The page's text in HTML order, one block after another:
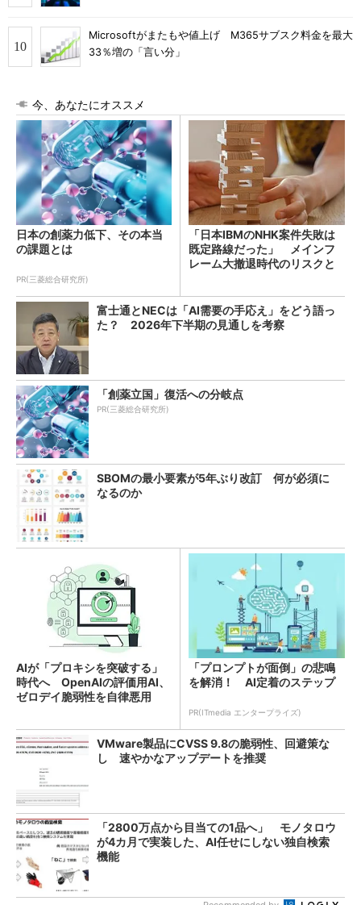
Microsoftがまたもや値上げ M365サブスク料金を最大
33％増の「言い分」
今、あなたにオススメ
日本の創薬力低下、その本当
の課題とは
PR(三菱総合研究所)
「日本IBMのNHK案件失敗は
既定路線だった」 メインフ
レーム大撤退時代のリスクと
富士通とNECは「AI需要の手応え」をどう語っ
た？ 2026年下半期の見通しを考察
「創薬立国」復活への分岐点
PR(三菱総合研究所)
SBOMの最小要素が5年ぶり改訂 何が必須に
なるのか
AIが「プロキシを突破する」
時代へ OpenAIの評価用AI、
ゼロデイ脆弱性を自律悪用
「プロンプトが面倒」の悲鳴
を解消！ AI定着のステップ
PR(ITmedia エンタープライズ)
VMware製品にCVSS 9.8の脆弱性、回避策な
し 速やかなアップデートを推奨
「2800万点から目当ての1品へ」 モノタロウ
が4カ月で実装した、AI任せにしない独自検索
機能